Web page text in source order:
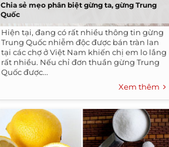
Chia sẻ mẹo phân biệt gừng ta, gừng Trung
Quốc
Hiện tại, đang có rất nhiều thông tin gừng
Trung Quốc nhiễm độc được bán tràn lan
tại các chợ ở Việt Nam khiến chị em lo lắng
rất nhiều. Nếu chỉ đơn thuần gừng Trung
Quốc được...
Xem thêm